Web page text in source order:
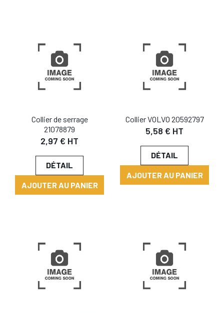
Collier de serrage
21078879
2,97 € HT
DÉTAIL
AJOUTER AU PANIER
Collier VOLVO 20592797
5,58 € HT
DÉTAIL
AJOUTER AU PANIER